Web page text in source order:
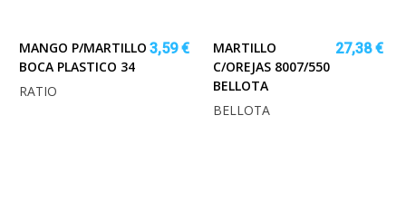
MANGO P/MARTILLO
BOCA PLASTICO 34
3,59 €
RATIO
MARTILLO
C/OREJAS 8007/550
BELLOTA
27,38 €
BELLOTA